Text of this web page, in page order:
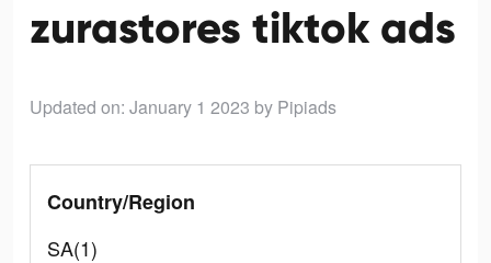
zurastores tiktok ads
Updated on: January 1 2023 by Pipiads
Country/Region
SA(1)